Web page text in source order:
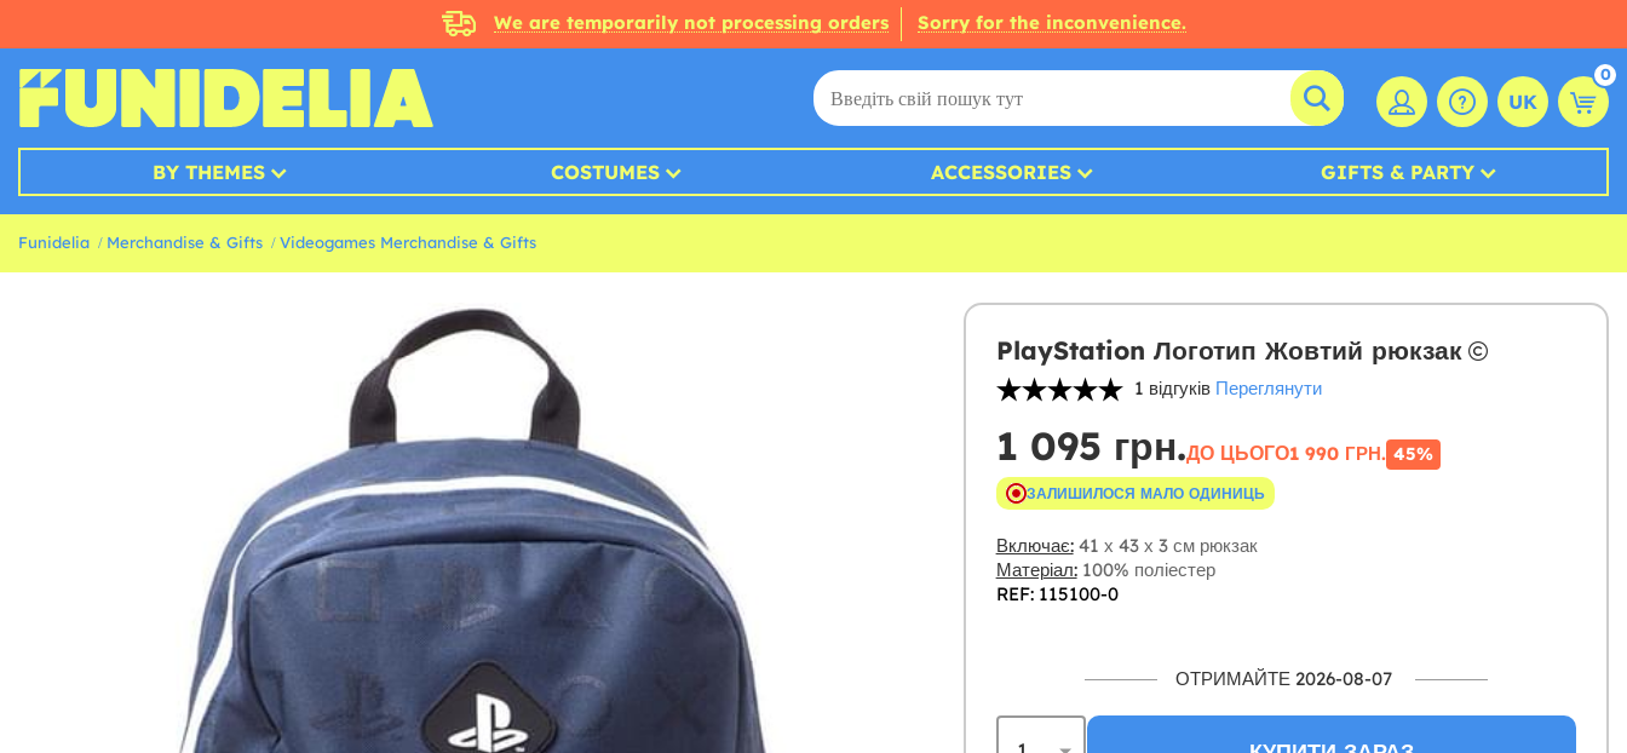
We are temporarily not processing orders Sorry for the inconvenience.
UK
0
BY THEMES COSTUMES ACCESSORIES GIFTS & PARTY
Funidelia Merchandise & Gifts Videogames Merchandise & Gifts
PlayStation Логотип Жовтий рюкзак
1 відгуків Переглянути
1 095 грн.ДО ЦЬОГО1 990 ГРН. 45%
ЗАЛИШИЛОСЯ МАЛО ОДИНИЦЬ
Включає:41 х 43 х 3 см рюкзак
Матеріал:100% поліестер
REF: 115100-0
ОТРИМАЙТЕ 2026-08-07